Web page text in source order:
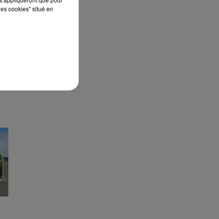
cookies" situé en